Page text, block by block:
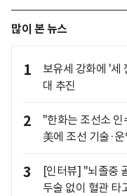
많이 본 뉴스
1
보유세 강화에 '
대 추진
2
"한화는 조선소
美에 조선 기술·
3
[인터뷰] "뇌졸중
두술 없이 혈관 타